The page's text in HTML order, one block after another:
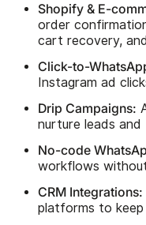
Shopify & E-
order
cart recovery,
Click-to-
Instagram ad
Drip Campaigns:
nurture leads
No-code
workflows
CRM Integrations:
platforms to